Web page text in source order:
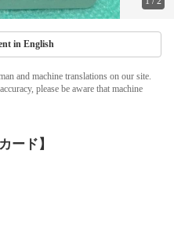
in English
and machine translations on our site.
please be aware that machine
ード】